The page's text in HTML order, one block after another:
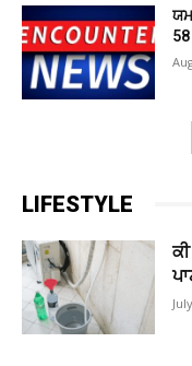
LIFESTYLE